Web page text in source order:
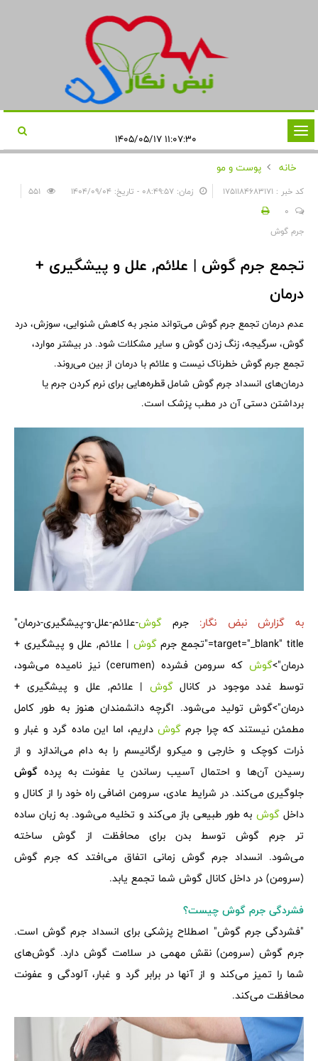
تغییر
وضعیت
ناوبری
خانه
پوست و مو
کد خبر : 1751184683171 زمان: ۰۸:۴۹:۵۷ - تاریخ: ۱۴۰۴/۰۹/۰۴
0
جرم گوش
تجمع جرم گوش | علائم, علل و پیشگیری +
درمان
عدم درمان تجمع جرم گوش می‌تواند منجر به کاهش شنوایی، سوزش، درد
گوش، سرگیجه، زنگ زدن گوش و سایر مشکلات شود. در بیشتر موارد،
تجمع جرم گوش خطرناک نیست و علائم با درمان از بین می‌روند.
درمان‌های انسداد جرم گوش شامل قطره‌هایی برای نرم کردن جرم یا
برداشتن دستی آن در مطب پزشک است.
به گزارشنبض نگار: جرم گوش-علائم-علل-و-پیشگیری-درمان"
target="_blank" title="تجمع جرم
گوش | علائم, علل و پیشگیری +
درمان">گوش
که سرومن فشرده (cerumen) نیز نامیده می‌شود،
توسط غدد موجود در کانالگوش | علائم, علل و پیشگیری +
درمان">گوش تولید می‌شود. اگرچه دانشمندان هنوز به طور کامل
مطمئن نیستند که چرا جرم گوشداریم، اما این ماده گرد و غبار و
ذرات کوچک و خارجی و میکرو ارگانیسم را به دام می‌اندازد و از
رسیدن آن‌ها و احتمال آسیب رساندن یا عفونت به پرده گوش
جلوگیری می‌کند. در شرایط عادی، سرومن اضافی راه خود را از کانال و
داخلگوش به طور طبیعی باز می‌کند و تخلیه می‌شود. به زبان ساده
تر جرم گوش توسط بدن برای محافظت از گوش ساخته
می‌شود. انسداد جرم گوش زمانی اتفاق می‌افتد که جرم گوش
(سرومن) در داخل کانال گوش شما تجمع یابد.
فشردگی جرم گوش چیست؟
"فشردگی جرم گوش" اصطلاح پزشکی برای انسداد جرم گوش است.
جرم گوش (سرومن) نقش مهمی در سلامت گوش دارد. گوش‌های
شما را تمیز می‌کند و از آنها در برابر گرد و غبار، آلودگی و عفونت
محافظت می‌کند.